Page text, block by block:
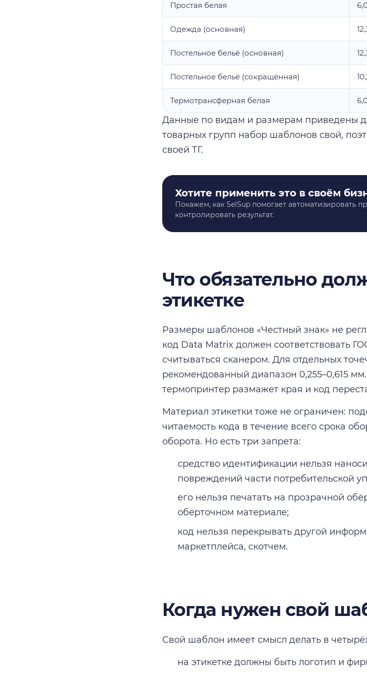
Простая белая
Одежда (основная)
Постельное бельё (основная)
Постельное бельё (сокращённая)
Термотрансферная белая
Данные по видам и размерам приведены
товарных групп набор шаблонов свой,
своей ТГ.
Хотите применить это в своём
Покажем, как SelSup помогает автоматизировать
контролировать результат.
Что обязательно
этикетке
Размеры шаблонов «Честный знак» не
код Data Matrix должен соответствовать
считываться сканером. Для отдельных
рекомендованный диапазон 0,255–0,615
термопринтер размажет края и код
Материал этикетки тоже не ограничен:
читаемость кода в течение всего срока
оборота. Но есть три запрета:
средство идентификации нельзя
повреждений части потребительской
его нельзя печатать на прозрачной
обёрточном материале;
код нельзя перекрывать другой
маркетплейса, скотчем.
Когда нужен свой
Свой шаблон имеет смысл делать в
на этикетке должны быть логотип и